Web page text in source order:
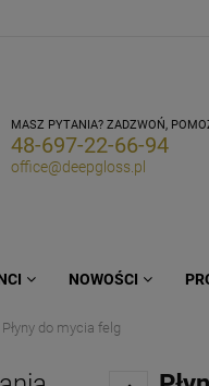
MASZ PYTANIA? ZADZWOŃ,
48-697-22-66-94
office@deepgloss.pl
NOWOŚCI
Płyny do mycia felg